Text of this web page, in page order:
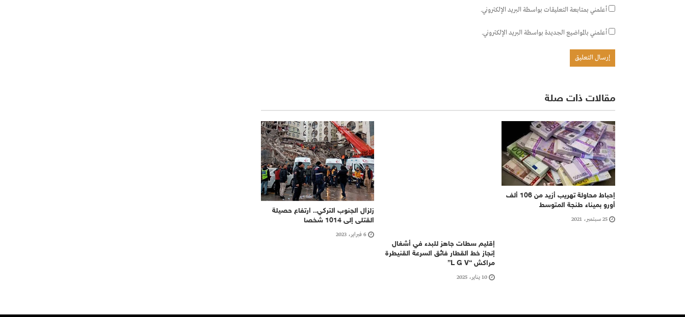
أعلمني بمتابعة التعليقات بواسطة البريد الإلكتروني.
أعلمني بالمواضيع الجديدة بواسطة البريد الإلكتروني.
مقالات ذات صلة
إحباط محاولة تهريب أزيد من 106 ألف
أورو بميناء طنجة المتوسط
25 سبتمبر، 2021
إقليم سطات جاهز للبدء في أشغال
إنجاز خط القطار فائق السرعة القنيطرة
مراكش “L G V”
10 يناير، 2025
زلزال الجنوب التركي.. ارتفاع حصيلة
القتلى إلى 1014 شخصا
6 فبراير، 2023